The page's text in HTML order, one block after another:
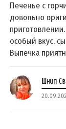
Печенье с
довольно
особый вкус,
Выпечка
Шнип